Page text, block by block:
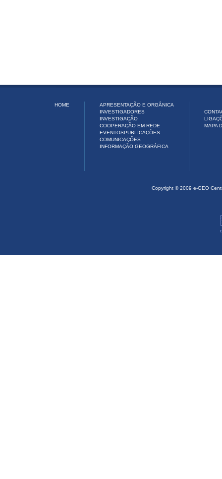
HOME
APRESENTAÇÃO E ORGÂNICA
INVESTIGADORES
INVESTIGAÇÃO
COOPERAÇÃO EM REDE
EVENTOSPUBLICAÇÕES
COMUNICAÇÕES
INFORMAÇÃO GEOGRÁFICA
MAPA
Copyright © 2009 e-GEO